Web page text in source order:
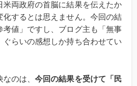
米両政府の首脳に結果を伝えたか
化するとは思えません。今回の結
考値」ですし、ブログ主も「無事
ぐらいの感想しか持ち合わせてい
なのは、今回の結果を受けて「民